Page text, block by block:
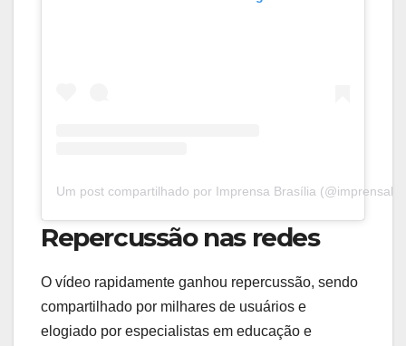
Um post compartilhado por Imprensa Brasília
Repercussão nas redes
O vídeo rapidamente ganhou repercussão, sendo
compartilhado por milhares de usuários e
elogiado por especialistas em educação e